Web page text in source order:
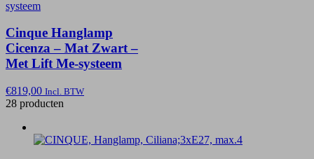
Cinque Hanglamp
Cicenza – Mat Zwart –
Met Lift Me-systeem
€819,00 Incl. BTW
28 producten